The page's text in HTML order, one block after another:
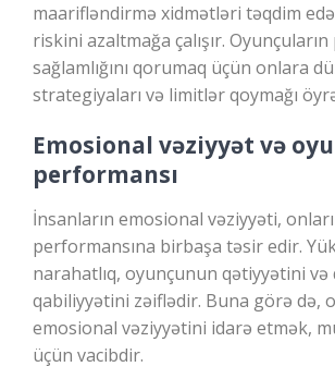
maarifləndirmə xidmətləri təqdim
riskini azaltmağa çalışır.
sağlamlığını qorumaq üçün onlara
strategiyaları və limitlər qoymağı
Emosional vəziyyət və
performansı
İnsanların emosional vəziyyəti,
performansına birbaşa təsir edir.
narahatlıq, oyunçunun qətiyyətini
qabiliyyətini zəiflədir. Buna görə də,
emosional vəziyyətini idarə etmək,
üçün vacibdir.